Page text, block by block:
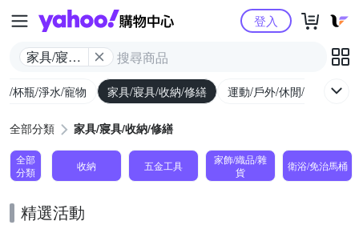
Yahoo購物中心
家具/寢具/
登入
/杯瓶/淨水/寵物 家具/寢具/收納/修繕 運動/戶外/休閒/健身
全部分類 家具/寢具/收納/修繕
全部
分類
收納 五金工具
家飾/織品/雜
貨
衛浴/免治馬桶
精選活動